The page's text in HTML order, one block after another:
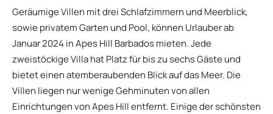
Geräumige Villen mit drei Schlafzimmern und Meerblick,
sowie privatem Garten und Pool, können Urlauber ab
Januar 2024 in Apes Hill Barbados mieten. Jede
zweistöckige Villa hat Platz für bis zu sechs Gäste und
bietet einen atemberaubenden Blick auf das Meer. Die
Villen liegen nur wenige Gehminuten von allen
Einrichtungen von Apes Hill entfernt. Einige der schönsten